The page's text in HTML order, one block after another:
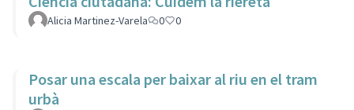
Alicia Martinez-Varela 0 0
Posar una escala per baixar al riu en el tram
urbà